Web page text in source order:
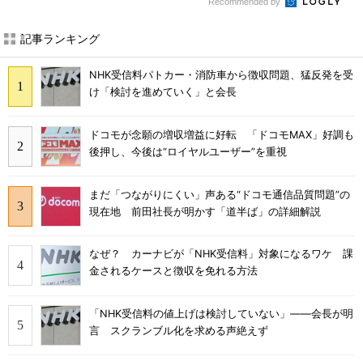
記事ランキング
NHK受信料パトカー・消防車から徴収問題、猛反発を受
け「検討を進めていく」と会長
ドコモが念願の増収増益に好転 「ドコモMAX」好調も
後押し、今後は“ロイヤルユーザー”を重視
まだ「つながりにくい」声ある“ドコモ通信品質問題”の
現在地 前田社長が明かす「道半ば」の詳細解説
なぜ？ カーナビが「NHK受信料」対象になるワケ 課
金されるケースと徴収を免れる方法
「NHK受信料の値上げは検討していない」――会長が明
言 スクランブル化を求める声絶えず